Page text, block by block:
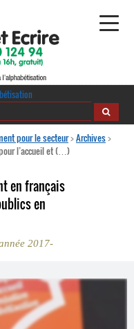
Alphabétisation
journaldelalpha.be
Ressources pédagogiques
Contacts
pour le secteur>Archives>
l’accueil et (…)
en français
en
2017-